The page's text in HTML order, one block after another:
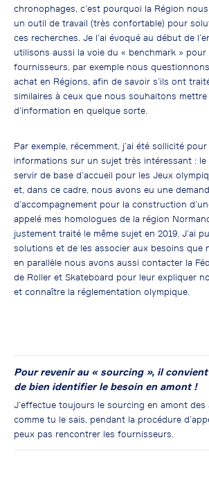
chronophages, c’est pourquoi la Région
un outil de travail (très confortable) pour
ces recherches. Je l’ai évoqué au début de
utilisons aussi la voie du « benchmark »
fournisseurs, par exemple nous
achat en Régions, afin de savoir s’ils ont
similaires à ceux que nous souhaitons
d’information en quelque sorte.
Par exemple, récemment, j’ai été sollicité
informations sur un sujet très intéressant : le
servir de base d’accueil pour les Jeux
et, dans ce cadre, nous avons eu une
d’accompagnement pour la construction
appelé mes homologues de la région
justement traité le même sujet en 2019. J’ai
solutions et de les associer aux besoins que
en parallèle nous avons aussi contacter la
de Roller et Skateboard pour leur expliquer
et connaître la réglementation olympique.
Pour revenir au « sourcing », il convient
de bien identifier le besoin en amont !
J’effectue toujours le sourcing en amont des
comme tu le sais, pendant la procédure
peux pas rencontrer les fournisseurs.